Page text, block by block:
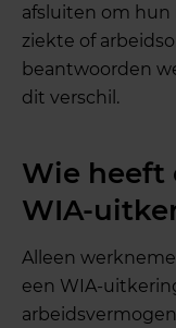
afsluiten om
ziekte of
beantwoorden
dit verschil.
Wie heeft
WIA-
Alleen
een WIA-